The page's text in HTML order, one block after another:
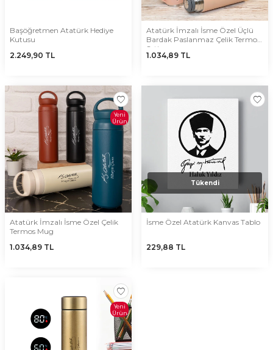
Başöğretmen Atatürk Hediye
Kutusu
2.249,90 TL
Atatürk İmzalı İsme Özel Üçlü
Bardak Paslanmaz Çelik Termos
Seti
1.034,89 TL
Yeni
Ürün
Atatürk İmzalı İsme Özel Çelik
Termos Mug
1.034,89 TL
Tükendi
İsme Özel Atatürk Kanvas Tablo
229,88 TL
Yeni
Ürün